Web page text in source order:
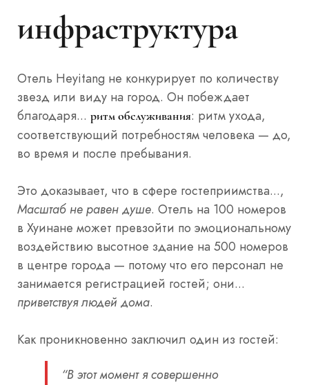
инфраструктура
Отель Heyitang не конкурирует по количеству
звезд или виду на город. Он побеждает
благодаря... ритм обслуживания: ритм ухода,
соответствующий потребностям человека — до,
во время и после пребывания.
Это доказывает, что в сфере гостеприимства...,
Масштаб не равен душе. Отель на 100 номеров
в Хуинане может превзойти по эмоциональному
воздействию высотное здание на 500 номеров
в центре города — потому что его персонал не
занимается регистрацией гостей; они...
приветствуя людей дома.
Как проникновенно заключил один из гостей:
“В этот момент я совершенно